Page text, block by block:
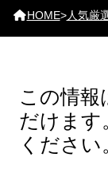
HOME>人気厳
この情報
だけます
ください